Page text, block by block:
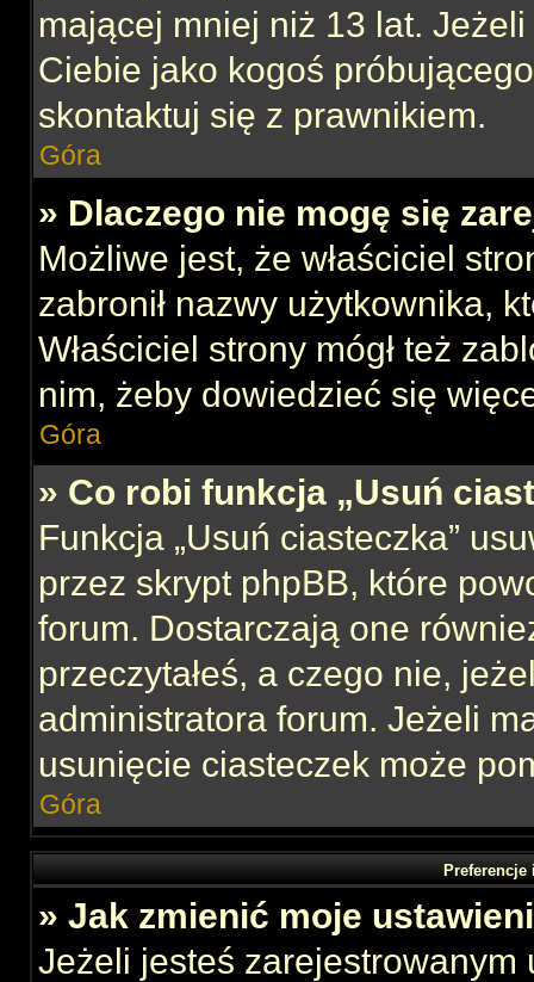
mającej mniej niż 13 lat.
Ciebie jako kogoś
skontaktuj się z prawnikiem.
Góra
» Dlaczego nie mogę się
Możliwe jest, że właściciel
zabronił nazwy użytkownika,
Właściciel strony mógł też
nim, żeby dowiedzieć się
Góra
» Co robi funkcja „Usuń
Funkcja „Usuń ciasteczka”
przez skrypt phpBB, które
forum. Dostarczają one
przeczytałeś, a czego nie,
administratora forum. Jeżeli
usunięcie ciasteczek może
Góra
» Jak zmienić moje
Jeżeli jesteś zarejestrowanym